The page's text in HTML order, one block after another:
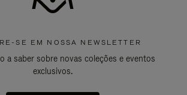
SE EM NOSSA NEWSLETTER
a saber sobre novas coleções e eventos
exclusivos.